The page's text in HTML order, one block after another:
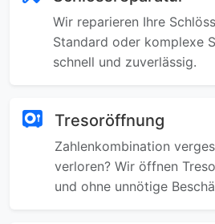
Wir reparieren Ihre
Standard oder komplexe
schnell und zuverlässig.
Tresoröffnung
Zahlenkombination
verloren? Wir öffnen
und ohne unnötige